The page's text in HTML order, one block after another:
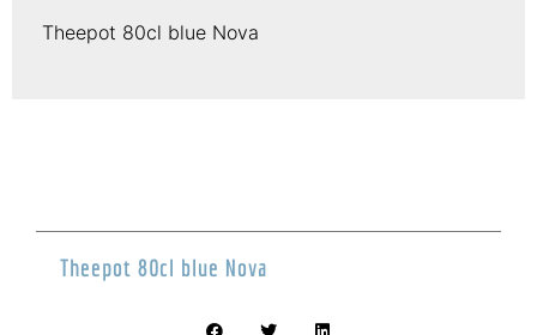
Theepot 80cl blue Nova
Theepot 80cl blue Nova